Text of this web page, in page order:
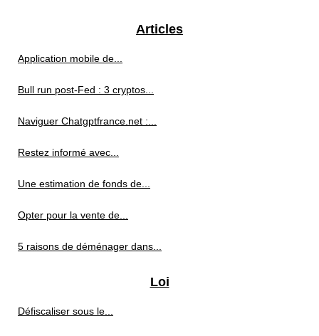
Articles
Application mobile de...
Bull run post-Fed : 3 cryptos...
Naviguer Chatgptfrance.net :...
Restez informé avec...
Une estimation de fonds de...
Opter pour la vente de...
5 raisons de déménager dans...
Loi
Défiscaliser sous le...